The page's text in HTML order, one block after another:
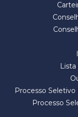
Processo
Processo